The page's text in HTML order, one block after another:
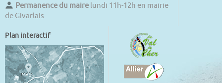
Permanence du maire lundi 11h-12h en mairie
de Givarlais
Plan interactif